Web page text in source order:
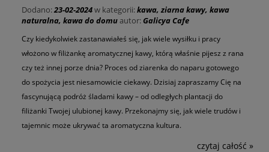
Dodano:23-02-2024w kategorii:kawa,ziarna kawy, kawa
naturalna, kawa do domuautor:Galicya Cafe
Czy kiedykolwiek zastanawiałeś się, jak wiele wysiłku i pracy
włożono w filiżankę aromatycznej kawy, którą właśnie pijesz z rana
czy też innej porze dnia? Proces od ziarenka do naparu gotowego
do spożycia jest niesamowicie ciekawy. Dzisiaj zapraszamy Cię na
fascynującą podróż śladami kawy – od odległych plantacji do
filiżanki Twojej ulubionej kawy. Przekonajmy się, jak wiele trudów i
tajemnic może ukrywać ta aromatyczna kultura.
czytaj całość »